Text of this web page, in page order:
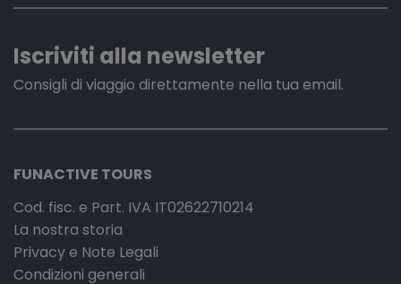
Iscriviti alla newsletter
Consigli di viaggio direttamente nella tua email.
FUNACTIVE TOURS
Cod. fisc. e Part. IVA IT02622710214
La nostra storia
Privacy e Note Legali
Condizioni generali